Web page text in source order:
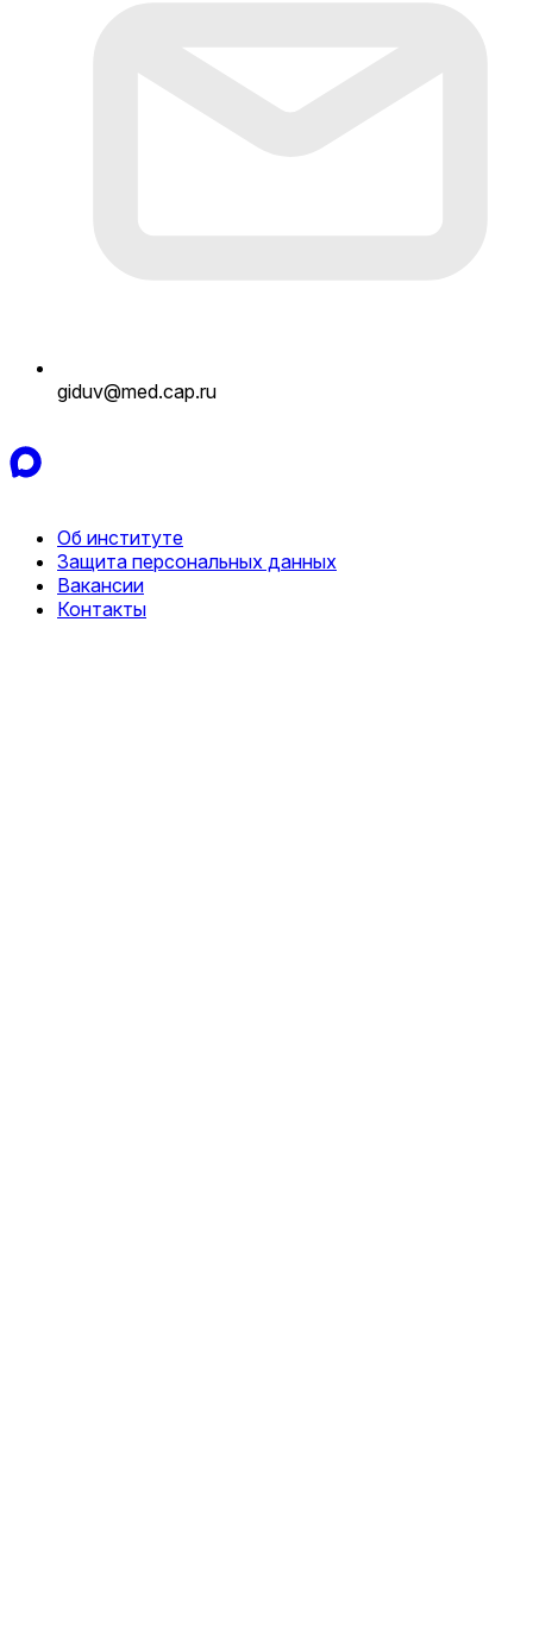
giduv@med.cap.ru
Об институте
Защита персональных данных
Вакансии
Контакты